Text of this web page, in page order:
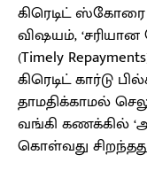
கிரெடிட் ஸ்கோரை
விஷயம்,
(Timely
கிரெடிட் கார்டு
தாமதிக்காமல்
வங்கி கணக்கில்
கொள்வது